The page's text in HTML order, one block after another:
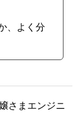
、よく分
さまエンジニ